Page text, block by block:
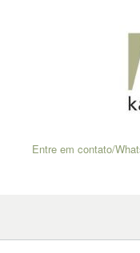
Entre em contato/